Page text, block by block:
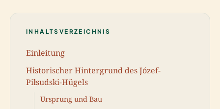
INHALTSVERZEICHNIS
Einleitung
Historischer Hintergrund des Józef-
Piłsudski-Hügels
Ursprung und Bau